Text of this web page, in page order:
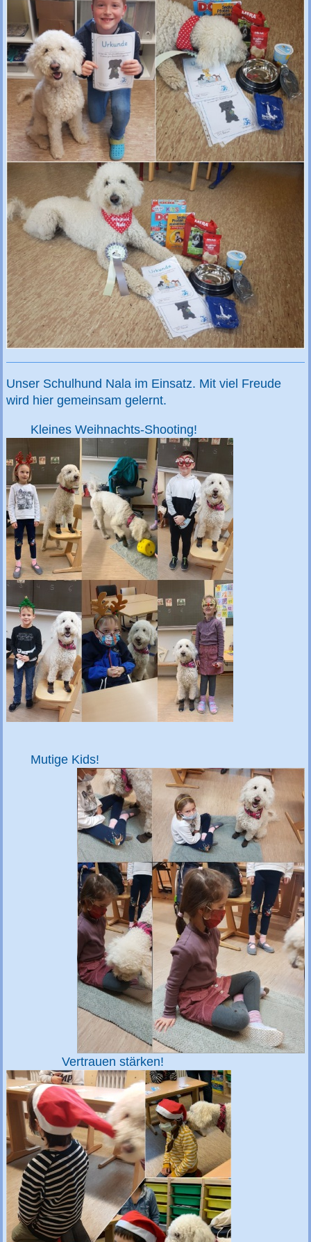
Unser Schulhund Nala im Einsatz. Mit viel Freude
wird hier gemeinsam gelernt.
Kleines Weihnachts-Shooting!
Mutige Kids!
Vertrauen stärken!